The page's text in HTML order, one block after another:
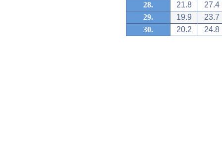
28.
21.8
27.4
29.
19.9
23.7
30.
20.2 24.8